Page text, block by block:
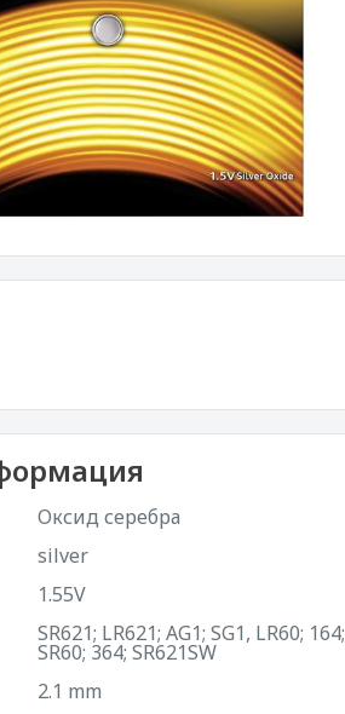
Оксид серебра
silver
1.55V
SR621; LR621; AG1; SG1, LR60; 164;
SR60; 364; SR621SW
2.1 mm